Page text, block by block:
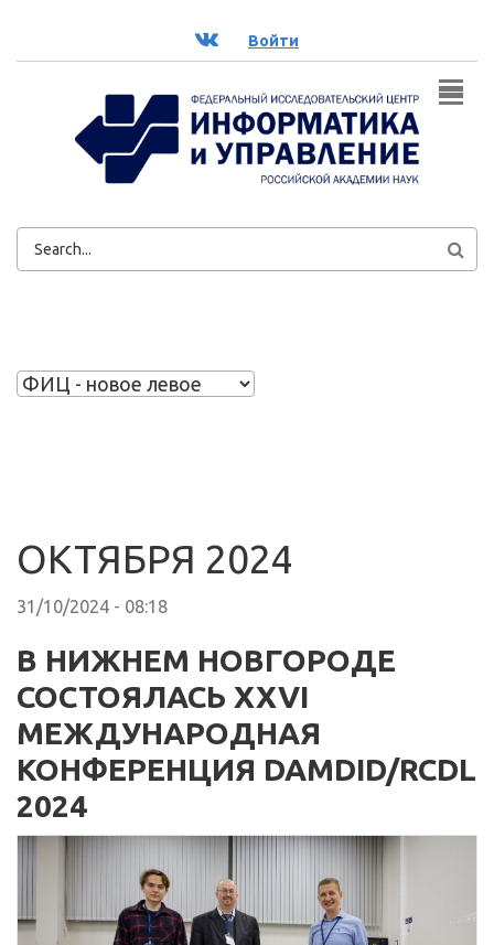
ВК Войти
ФОРМА
ОКТЯБРЯ 2024
31/10/2024 - 08:18
В НИЖНЕМ НОВГОРОДЕ
СОСТОЯЛАСЬ XXVI
МЕЖДУНАРОДНАЯ
КОНФЕРЕНЦИЯ DAMDID/RCDL
2024